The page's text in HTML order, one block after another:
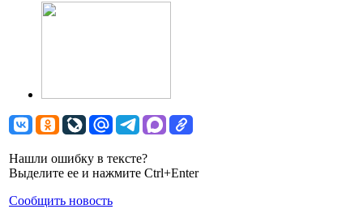
Нашли ошибку в тексте?
Выделите ее и нажмите Ctrl+Enter
Сообщить новость